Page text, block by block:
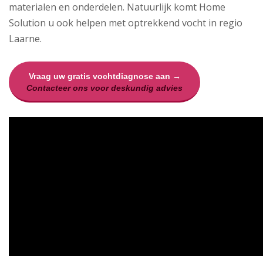
materialen en onderdelen. Natuurlijk komt Home
Solution u ook helpen met optrekkend vocht in regio
Laarne.
Vraag uw gratis vochtdiagnose aan →
Contacteer ons voor deskundig advies